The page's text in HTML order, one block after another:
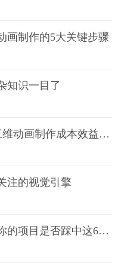
画制作的5大关键步骤
知识一目了
1分钟可能=1条命！安全培训三维动画制作成本效益深度拆解
注的视觉引擎
三维动画制作常见问题清单：你的项目是否踩中这6大技术雷区？